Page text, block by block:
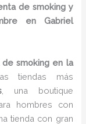
de smoking y
en Gabriel
smoking en la
tiendas más
, una boutique
hombres con
tienda con gran